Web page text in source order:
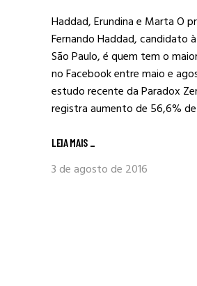
Haddad, Erundina e Marta O
Fernando Haddad, candidato
São Paulo, é quem tem o
no Facebook entre maio e
estudo recente da Paradox
registra aumento de 56,6%
LEIA MAIS _
3 de agosto de 2016